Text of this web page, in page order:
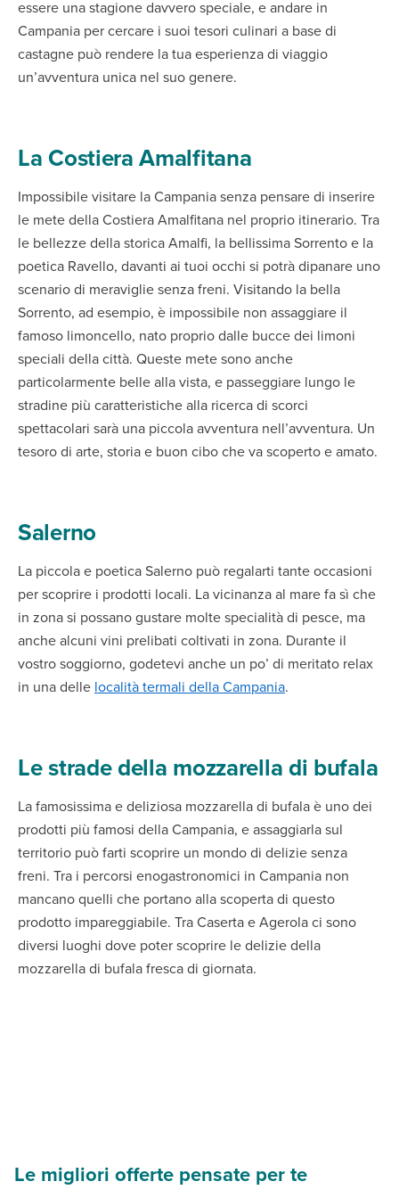
essere una stagione davvero speciale, e andare in
Campania per cercare i suoi tesori culinari a base di
castagne può rendere la tua esperienza di viaggio
un’avventura unica nel suo genere.
La Costiera Amalfitana
Impossibile visitare la Campania senza pensare di inserire
le mete della Costiera Amalfitana nel proprio itinerario. Tra
le bellezze della storica Amalfi, la bellissima Sorrento e la
poetica Ravello, davanti ai tuoi occhi si potrà dipanare uno
scenario di meraviglie senza freni. Visitando la bella
Sorrento, ad esempio, è impossibile non assaggiare il
famoso limoncello, nato proprio dalle bucce dei limoni
speciali della città. Queste mete sono anche
particolarmente belle alla vista, e passeggiare lungo le
stradine più caratteristiche alla ricerca di scorci
spettacolari sarà una piccola avventura nell’avventura. Un
tesoro di arte, storia e buon cibo che va scoperto e amato.
Salerno
La piccola e poetica Salerno può regalarti tante occasioni
per scoprire i prodotti locali. La vicinanza al mare fa sì che
in zona si possano gustare molte specialità di pesce, ma
anche alcuni vini prelibati coltivati in zona. Durante il
vostro soggiorno, godetevi anche un po’ di meritato relax
in una delle località termali della Campania.
Le strade della mozzarella di bufala
La famosissima e deliziosa mozzarella di bufala è uno dei
prodotti più famosi della Campania, e assaggiarla sul
territorio può farti scoprire un mondo di delizie senza
freni. Tra i percorsi enogastronomici in Campania non
mancano quelli che portano alla scoperta di questo
prodotto impareggiabile. Tra Caserta e Agerola ci sono
diversi luoghi dove poter scoprire le delizie della
mozzarella di bufala fresca di giornata.
Le migliori offerte pensate per te